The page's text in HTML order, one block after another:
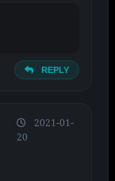
REPLY
2021-01-
20